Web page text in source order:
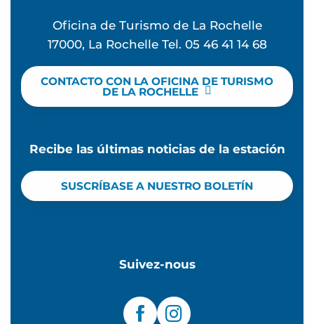
Oficina de Turismo de La Rochelle
17000, La Rochelle Tel. 05 46 41 14 68
CONTACTO CON LA OFICINA DE TURISMO
DE LA ROCHELLE
Recibe las últimas noticias de la estación
SUSCRÍBASE A NUESTRO BOLETÍN
Suivez-nous